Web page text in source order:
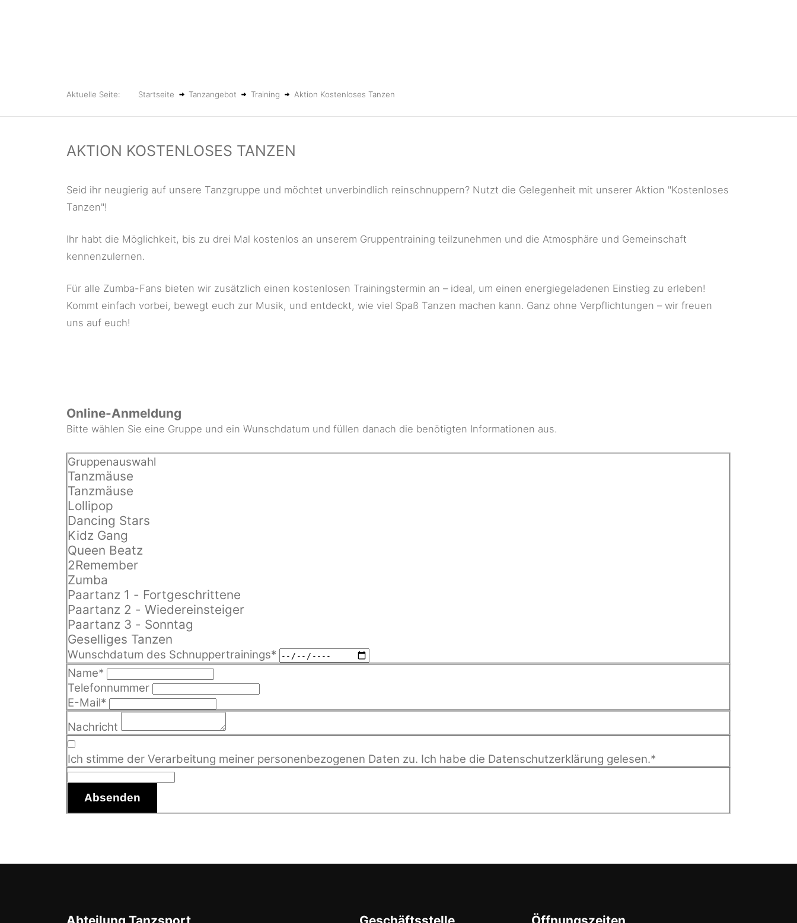
Aktuelle Seite: Startseite Tanzangebot Training Aktion Kostenloses Tanzen
AKTION KOSTENLOSES TANZEN
Seid ihr neugierig auf unsere Tanzgruppe und möchtet unverbindlich reinschnuppern? Nutzt die Gelegenheit mit unserer Aktion "Kostenloses
Tanzen"!
Ihr habt die Möglichkeit, bis zu drei Mal kostenlos an unserem Gruppentraining teilzunehmen und die Atmosphäre und Gemeinschaft
kennenzulernen.
Für alle Zumba-Fans bieten wir zusätzlich einen kostenlosen Trainingstermin an – ideal, um einen energiegeladenen Einstieg zu erleben!
Kommt einfach vorbei, bewegt euch zur Musik, und entdeckt, wie viel Spaß Tanzen machen kann. Ganz ohne Verpflichtungen – wir freuen
uns auf euch!
Online-Anmeldung
Bitte wählen Sie eine Gruppe und ein Wunschdatum und füllen danach die benötigten Informationen aus.
Gruppenauswahl
Tanzmäuse
Tanzmäuse
Lollipop
Dancing Stars
Kidz Gang
Queen Beatz
2Remember
Zumba
Paartanz 1 - Fortgeschrittene
Paartanz 2 - Wiedereinsteiger
Paartanz 3 - Sonntag
Geselliges Tanzen
Wunschdatum des Schnuppertrainings*
Name*
Telefonnummer
E-Mail*
Nachricht
Ich stimme der Verarbeitung meiner personenbezogenen Daten zu. Ich habe die Datenschutzerklärung gelesen.*
Absenden